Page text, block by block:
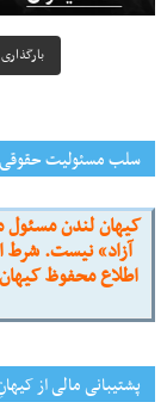
سلب مسئولیت حقوقی
کیهان لندن مسئول
آزاد» نیست. شرط
اطلاع محفوظ
پشتیبانی مالی از